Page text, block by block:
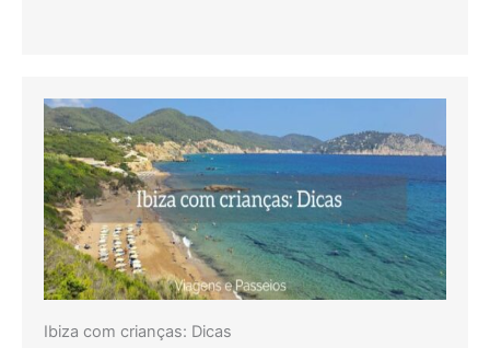
Ibiza com crianças: Dicas